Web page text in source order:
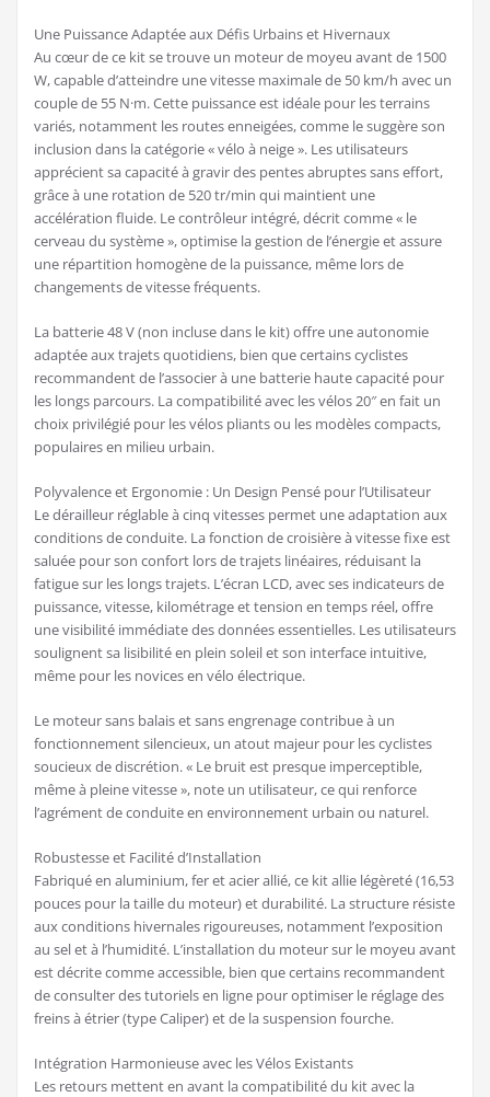
Une Puissance Adaptée aux Défis Urbains et Hivernaux
Au cœur de ce kit se trouve un moteur de moyeu avant de 1500
W, capable d’atteindre une vitesse maximale de 50 km/h avec un
couple de 55 N·m. Cette puissance est idéale pour les terrains
variés, notamment les routes enneigées, comme le suggère son
inclusion dans la catégorie « vélo à neige ». Les utilisateurs
apprécient sa capacité à gravir des pentes abruptes sans effort,
grâce à une rotation de 520 tr/min qui maintient une
accélération fluide. Le contrôleur intégré, décrit comme « le
cerveau du système », optimise la gestion de l’énergie et assure
une répartition homogène de la puissance, même lors de
changements de vitesse fréquents.
La batterie 48 V (non incluse dans le kit) offre une autonomie
adaptée aux trajets quotidiens, bien que certains cyclistes
recommandent de l’associer à une batterie haute capacité pour
les longs parcours. La compatibilité avec les vélos 20″ en fait un
choix privilégié pour les vélos pliants ou les modèles compacts,
populaires en milieu urbain.
Polyvalence et Ergonomie : Un Design Pensé pour l’Utilisateur
Le dérailleur réglable à cinq vitesses permet une adaptation aux
conditions de conduite. La fonction de croisière à vitesse fixe est
saluée pour son confort lors de trajets linéaires, réduisant la
fatigue sur les longs trajets. L’écran LCD, avec ses indicateurs de
puissance, vitesse, kilométrage et tension en temps réel, offre
une visibilité immédiate des données essentielles. Les utilisateurs
soulignent sa lisibilité en plein soleil et son interface intuitive,
même pour les novices en vélo électrique.
Le moteur sans balais et sans engrenage contribue à un
fonctionnement silencieux, un atout majeur pour les cyclistes
soucieux de discrétion. « Le bruit est presque imperceptible,
même à pleine vitesse », note un utilisateur, ce qui renforce
l’agrément de conduite en environnement urbain ou naturel.
Robustesse et Facilité d’Installation
Fabriqué en aluminium, fer et acier allié, ce kit allie légèreté (16,53
pouces pour la taille du moteur) et durabilité. La structure résiste
aux conditions hivernales rigoureuses, notamment l’exposition
au sel et à l’humidité. L’installation du moteur sur le moyeu avant
est décrite comme accessible, bien que certains recommandent
de consulter des tutoriels en ligne pour optimiser le réglage des
freins à étrier (type Caliper) et de la suspension fourche.
Intégration Harmonieuse avec les Vélos Existants
Les retours mettent en avant la compatibilité du kit avec la